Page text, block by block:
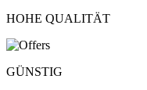
HOHE QUALITÄT
GÜNSTIG